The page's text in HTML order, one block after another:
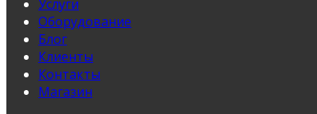
Услуги
Оборудование
Блог
Клиенты
Контакты
Магазин